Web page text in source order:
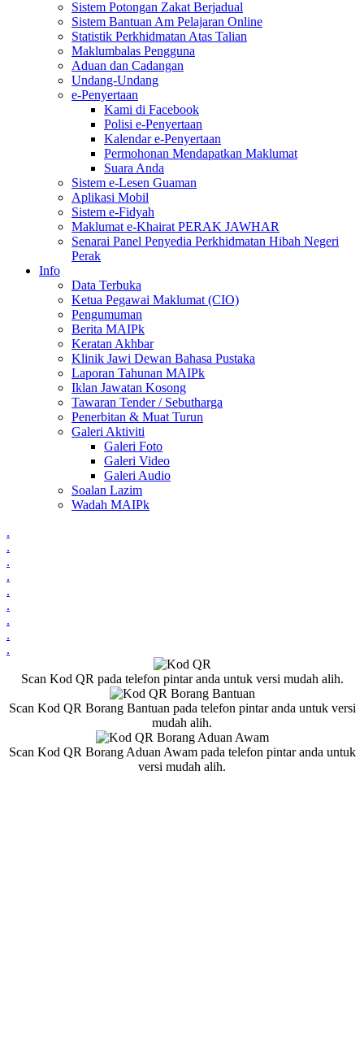
Sistem Potongan Zakat Berjadual
Sistem Bantuan Am Pelajaran Online
Statistik Perkhidmatan Atas Talian
Maklumbalas Pengguna
Aduan dan Cadangan
Undang-Undang
e-Penyertaan
Kami di Facebook
Polisi e-Penyertaan
Kalendar e-Penyertaan
Permohonan Mendapatkan Maklumat
Suara Anda
Sistem e-Lesen Guaman
Aplikasi Mobil
Sistem e-Fidyah
Maklumat e-Khairat PERAK JAWHAR
Senarai Panel Penyedia Perkhidmatan Hibah Negeri
Perak
Info
Data Terbuka
Ketua Pegawai Maklumat (CIO)
Pengumuman
Berita MAIPk
Keratan Akhbar
Klinik Jawi Dewan Bahasa Pustaka
Laporan Tahunan MAIPk
Iklan Jawatan Kosong
Tawaran Tender / Sebutharga
Penerbitan & Muat Turun
Galeri Aktiviti
Galeri Foto
Galeri Video
Galeri Audio
Soalan Lazim
Wadah MAIPk
.
.
.
.
.
.
.
.
.
Scan Kod QR pada telefon pintar anda untuk versi mudah alih.
Scan Kod QR Borang Bantuan pada telefon pintar anda untuk versi
mudah alih.
Scan Kod QR Borang Aduan Awam pada telefon pintar anda untuk
versi mudah alih.